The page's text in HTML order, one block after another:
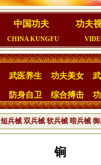
中国功夫
CHINA KUNGFU
功夫
武医养生 功夫美女
防身自卫 综合搏击
短兵械 双兵械 软兵械 暗兵械
锏